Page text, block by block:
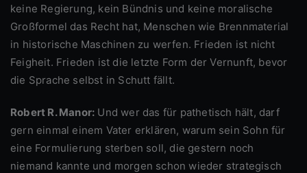
keine Regierung, kein Bündnis und keine moralische
Großformel das Recht hat, Menschen wie Brennmaterial
in historische Maschinen zu werfen. Frieden ist nicht
Feigheit. Frieden ist die letzte Form der Vernunft, bevor
die Sprache selbst in Schutt fällt.
Robert R. Manor: Und wer das für pathetisch hält, darf
gern einmal einem Vater erklären, warum sein Sohn für
eine Formulierung sterben soll, die gestern noch
niemand kannte und morgen schon wieder strategisch